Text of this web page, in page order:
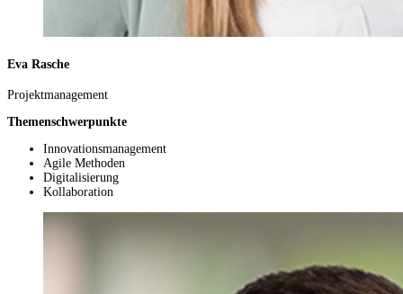
Eva Rasche
Projektmanagement
Themenschwerpunkte
Innovationsmanagement
Agile Methoden
Digitalisierung
Kollaboration